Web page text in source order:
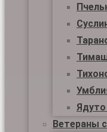
Ветераны